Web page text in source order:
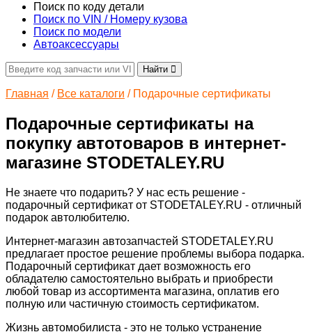
Поиск по коду детали
Поиск по VIN / Номеру кузова
Поиск по модели
Автоаксессуары
Найти
Главная / Все каталоги / Подарочные сертификаты
Подарочные сертификаты на
покупку автотоваров в интернет-
магазине STODETALEY.RU
Не знаете что подарить? У нас есть решение -
подарочный сертификат от STODETALEY.RU - отличный
подарок автолюбителю.
Интернет-магазин автозапчастей STODETALEY.RU
предлагает простое решение проблемы выбора подарка.
Подарочный сертификат дает возможность его
обладателю самостоятельно выбрать и приобрести
любой товар из ассортимента магазина, оплатив его
полную или частичную стоимость сертификатом.
Жизнь автомобилиста - это не только устранение